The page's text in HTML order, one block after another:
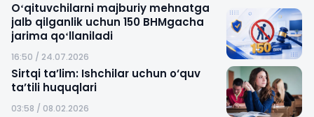
Oʻqituvchilarni majburiy mehnatga
jalb qilganlik uchun 150 BHMgacha
jarima qoʻllaniladi
16:50 / 24.07.2026
Sirtqi taʼlim: Ishchilar uchun o‘quv
taʼtili huquqlari
03:58 / 08.02.2026